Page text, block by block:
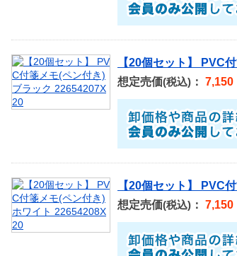
【20個セット】 PVC
想定売価(税込) ： 7,150
【20個セット】 PVC
想定売価(税込) ： 7,150